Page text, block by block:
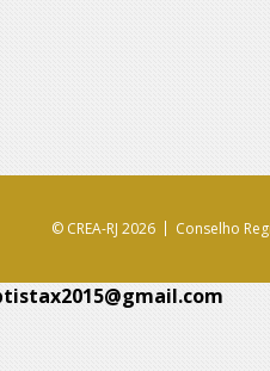
© CREA-RJ 2026 Conselho